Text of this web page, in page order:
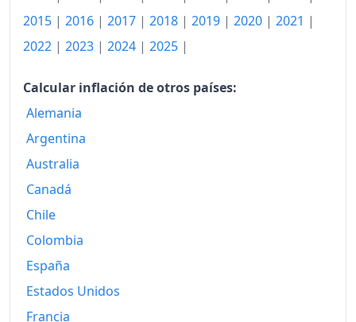
2015 | 2016 | 2017 | 2018 | 2019 | 2020 | 2021 |
2022 | 2023 | 2024 | 2025 |
Calcular inflación de otros países:
Alemania
Argentina
Australia
Canadá
Chile
Colombia
España
Estados Unidos
Francia